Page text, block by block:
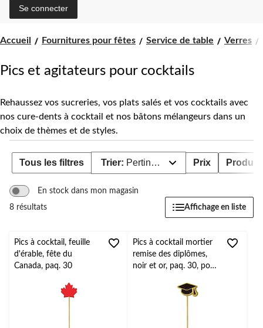
cliquer
Se connecter
Accueil Fournitures pour fêtes Service de table Verres
Pics et agitateurs pour cocktails
Rehaussez vos sucreries, vos plats salés et vos cocktails avec
nos cure-dents à cocktail et nos bâtons mélangeurs dans un
choix de thèmes et de styles.
Tous les filtres Trier: Pertinence Prix
En stock dans mon magasin
8 résultats
Affichage en liste
Pics à cocktail, feuille
d'érable, fête du
Canada, paq. 30
Pics à cocktail mortier
remise des diplômes,
noir et or, paq. 30, pour